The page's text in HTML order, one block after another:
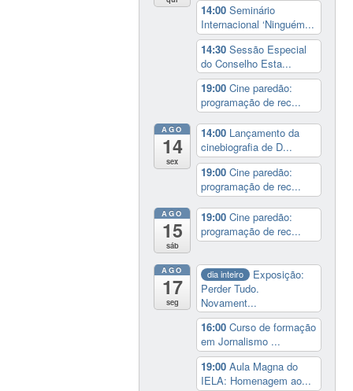
14:00Seminário
Internacional ‘Ninguém...
14:30Sessão Especial
do Conselho Esta...
19:00Cine paredão:
programação de rec...
AGO
14
sex
14:00 Lançamento da
cinebiografia de D...
19:00Cine paredão:
programação de rec...
AGO
15
sáb
19:00Cine paredão:
programação de rec...
AGO
17
seg
dia inteiro
Exposição:
Perder Tudo.
Novament...
16:00Curso de formação
em Jornalismo ...
19:00Aula Magna do
IELA: Homenagem ao...